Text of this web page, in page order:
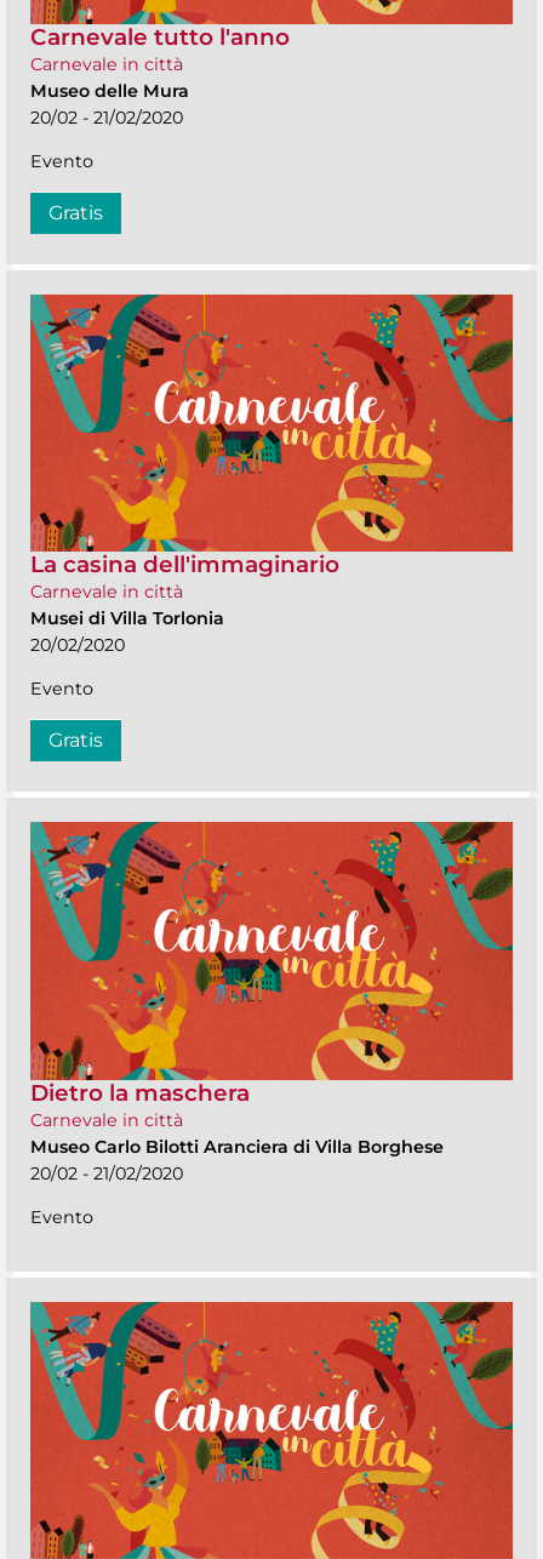
Carnevale tutto l'anno
Carnevale in città
Museo delle Mura
20/02 - 21/02/2020
Evento
Gratis
La casina dell'immaginario
Carnevale in città
Musei di Villa Torlonia
20/02/2020
Evento
Gratis
Dietro la maschera
Carnevale in città
Museo Carlo Bilotti Aranciera di Villa Borghese
20/02 - 21/02/2020
Evento